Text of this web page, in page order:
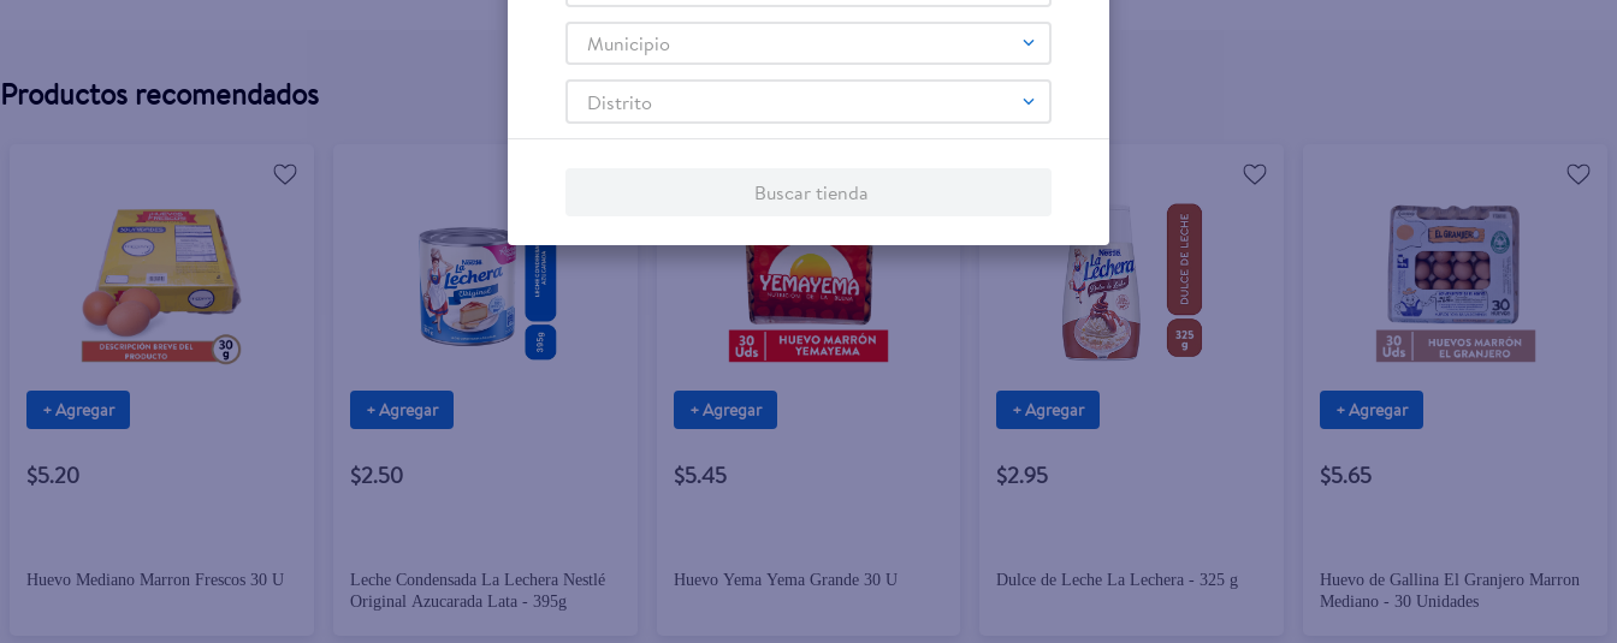
Productos recomendados
+ Agregar
$5.20
Huevo Mediano Marron Frescos 30 U
+ Agregar
$2.50
Leche Condensada La Lechera Nestlé
Original Azucarada Lata - 395g
+ Agregar
$5.45
Huevo Yema Yema Grande 30 U
+ Agregar
$2.95
Dulce de Leche La Lechera - 325 g
+ Agregar
$5.65
Huevo de Gallina El Granjero Marron
Mediano - 30 Unidades
Municipio
Distrito
Buscar tienda